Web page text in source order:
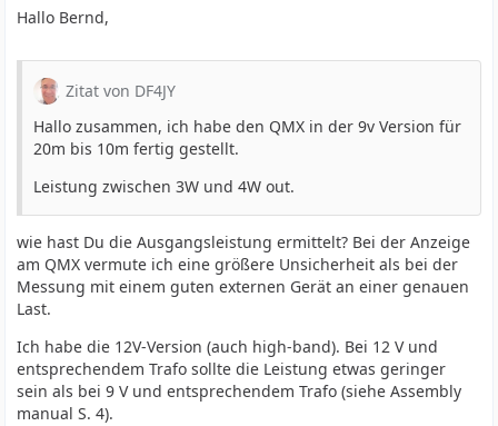
Hallo Bernd,
Zitat von DF4JY
Hallo zusammen, ich habe den QMX in der 9v Version für
20m bis 10m fertig gestellt.
Leistung zwischen 3W und 4W out.
wie hast Du die Ausgangsleistung ermittelt? Bei der Anzeige
am QMX vermute ich eine größere Unsicherheit als bei der
Messung mit einem guten externen Gerät an einer genauen
Last.
Ich habe die 12V-Version (auch high-band). Bei 12 V und
entsprechendem Trafo sollte die Leistung etwas geringer
sein als bei 9 V und entsprechendem Trafo (siehe Assembly
manual S. 4).